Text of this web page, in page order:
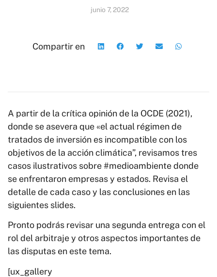
junio 7, 2022
Compartir en
A partir de la crítica opinión de la OCDE (2021),
donde se asevera que «el actual régimen de
tratados de inversión es incompatible con los
objetivos de la acción climática”, revisamos tres
casos ilustrativos sobre #medioambiente donde
se enfrentaron empresas y estados. Revisa el
detalle de cada caso y las conclusiones en las
siguientes slides.
Pronto podrás revisar una segunda entrega con el
rol del arbitraje y otros aspectos importantes de
las disputas en este tema.
[ux_gallery